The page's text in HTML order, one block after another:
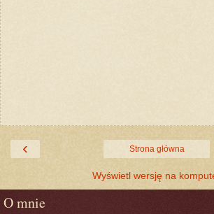
‹ Strona główna
Wyświetl wersję na
O mnie